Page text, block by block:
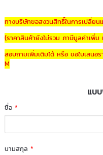
ทางบริษัทขอสงวนสิทธิ์ในการเปลี่ยน
(ราคาสินค้ายังไม่รวม ภาษีมูลค่าเพิ่ม
สอบถามเพิ่มเติมได้ หรือ ขอใบเสนอ
M
แบ
ชื่อ*
นามสกุล*